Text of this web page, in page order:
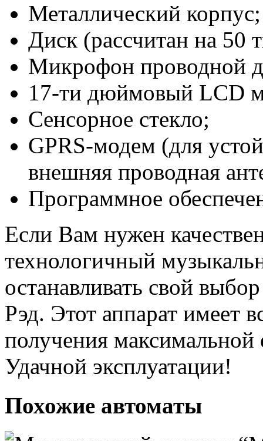
Металлический корпус;
Диск (рассчитан на 50
Микрофон проводной
17-ти дюймовый LCD
Сенсорное стекло;
GPRS-модем (для
внешняя проводная
Программное
Если Вам нужен
технологичный
останавливать свой
Рэд. Этот аппарат имеет
получения
Удачной эксплуатации!
Похожие автоматы